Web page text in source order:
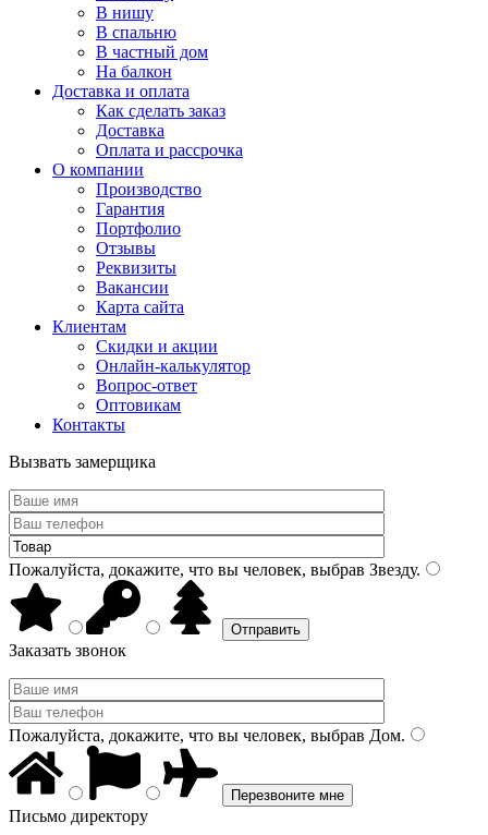
В нишу
В спальню
В частный дом
На балкон
Доставка и оплата
Как сделать заказ
Доставка
Оплата и рассрочка
О компании
Производство
Гарантия
Портфолио
Отзывы
Реквизиты
Вакансии
Карта сайта
Клиентам
Скидки и акции
Онлайн-калькулятор
Вопрос-ответ
Оптовикам
Контакты
Вызвать замерщика
Пожалуйста, докажите, что вы человек, выбрав Звезду.
Заказать звонок
Пожалуйста, докажите, что вы человек, выбрав Дом.
Письмо директору